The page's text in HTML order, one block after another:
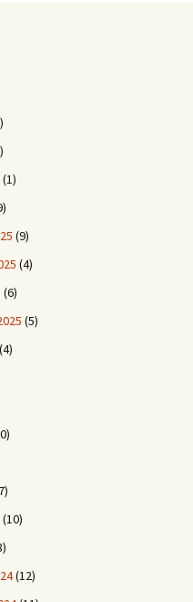
(1)
(9)
(4)
(6)
(5)
(4)
(10)
(12)